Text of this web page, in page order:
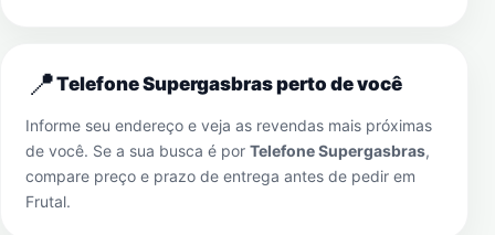
📍Telefone Supergasbras perto de você
Informe seu endereço e veja as revendas mais próximas
de você. Se a sua busca é por Telefone Supergasbras,
compare preço e prazo de entrega antes de pedir em
Frutal.